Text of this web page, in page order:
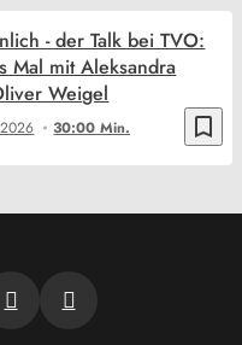
bookmark_border
30:00 Min.
- der Talk bei TVO:
Mal mit Aleksandra
Weigel